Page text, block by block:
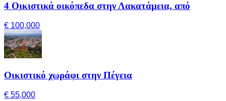
4 Οικιστικά οικόπεδα στην Λακατάμεια, από
€ 100,000
Οικιστικό χωράφι στην Πέγεια
€ 55,000